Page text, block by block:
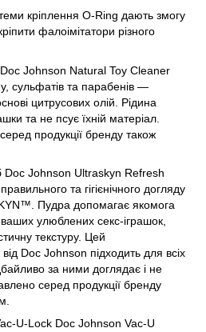
кріплення O-Ring дають змогу
фалоімітатори різного
Johnson Natural Toy Cleaner
сульфатів та парабенів —
цитрусових олій. Рідина
та не псує їхній матеріал.
продукції бренду також
Doc Johnson Ultraskyn Refresh
та гігієнічного догляду
Пудра допомагає якомога
улюблених секс-іграшок,
текстуру. Цей
Doc Johnson підходить для всіх
за ними доглядає і не
серед продукції бренду
U-Lock Doc Johnson Vac-U